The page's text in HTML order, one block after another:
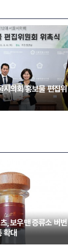
시의회 홍보물 편집위
, 보우맨 증류소 버번
확대